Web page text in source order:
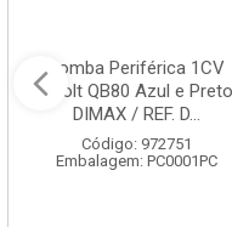
Bomba Periférica 1CV
Bivolt QB80 Azul e Preto
DIMAX / REF. D...
Código: 972751
Embalagem: PC0001PC